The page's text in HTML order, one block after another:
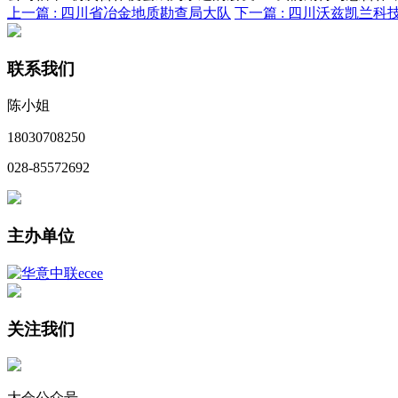
上一篇 : 四川省冶金地质勘查局大队 下一篇 : 四川沃兹凯兰科
联系我们
陈小姐
18030708250
028-85572692
主办单位
关注我们